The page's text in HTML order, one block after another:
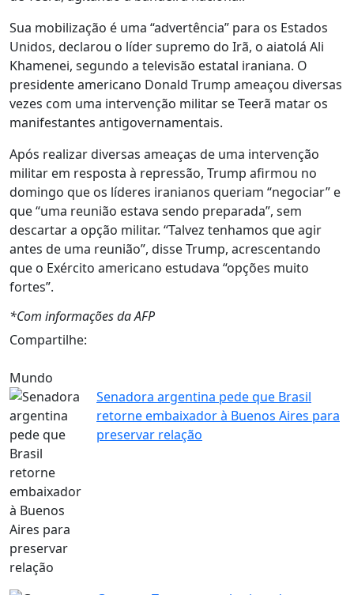
Sua mobilização é uma “advertência” para os Estados
Unidos, declarou o líder supremo do Irã, o aiatolá Ali
Khamenei, segundo a televisão estatal iraniana. O
presidente americano Donald Trump ameaçou diversas
vezes com uma intervenção militar se Teerã matar os
manifestantes antigovernamentais.
Após realizar diversas ameaças de uma intervenção
militar em resposta à repressão, Trump afirmou no
domingo que os líderes iranianos queriam “negociar” e
que “uma reunião estava sendo preparada”, sem
descartar a opção militar. “Talvez tenhamos que agir
antes de uma reunião”, disse Trump, acrescentando
que o Exército americano estudava “opções muito
fortes”.
*Com informações da AFP
Compartilhe:
Mundo
Senadora argentina pede que Brasil
retorne embaixador à Buenos Aires para
preservar relação